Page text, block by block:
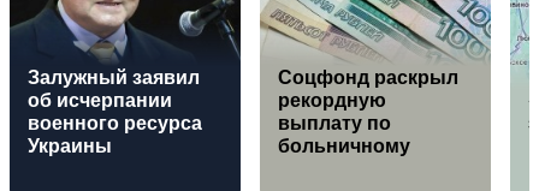
Залужный заявил
об исчерпании
военного ресурса
Украины
Соцфонд раскрыл
рекордную
выплату по
больничному